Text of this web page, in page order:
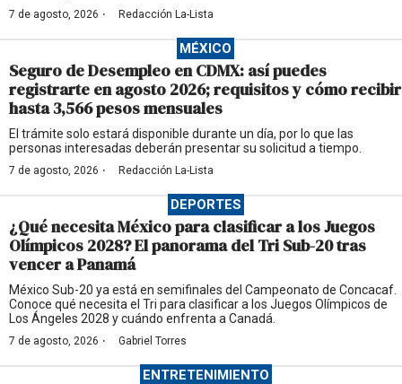
7 de agosto, 2026 · Redacción La-Lista
MÉXICO
Seguro de Desempleo en CDMX: así puedes
registrarte en agosto 2026; requisitos y cómo recibir
hasta 3,566 pesos mensuales
El trámite solo estará disponible durante un día, por lo que las
personas interesadas deberán presentar su solicitud a tiempo.
7 de agosto, 2026 · Redacción La-Lista
DEPORTES
¿Qué necesita México para clasificar a los Juegos
Olímpicos 2028? El panorama del Tri Sub-20 tras
vencer a Panamá
México Sub-20 ya está en semifinales del Campeonato de Concacaf.
Conoce qué necesita el Tri para clasificar a los Juegos Olímpicos de
Los Ángeles 2028 y cuándo enfrenta a Canadá.
7 de agosto, 2026 · Gabriel Torres
ENTRETENIMIENTO